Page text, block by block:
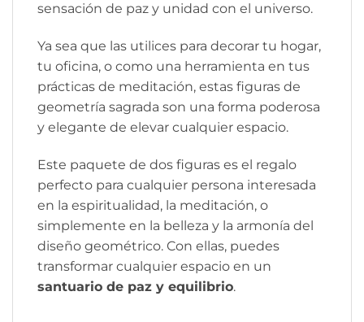
sensación de paz y unidad con el universo.
Ya sea que las utilices para decorar tu hogar,
tu oficina, o como una herramienta en tus
prácticas de meditación, estas figuras de
geometría sagrada son una forma poderosa
y elegante de elevar cualquier espacio.
Este paquete de dos figuras es el regalo
perfecto para cualquier persona interesada
en la espiritualidad, la meditación, o
simplemente en la belleza y la armonía del
diseño geométrico. Con ellas, puedes
transformar cualquier espacio en un
santuario de paz y equilibrio.